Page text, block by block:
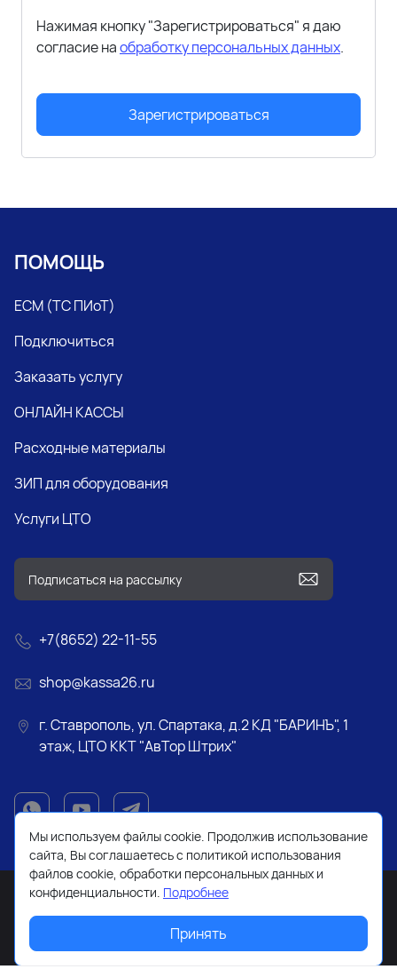
Нажимая кнопку "Зарегистрироваться" я даю
согласие наобработку персональных данных.
Зарегистрироваться
ПОМОЩЬ
ЕСМ (ТС ПИоТ)
Подключиться
Заказать услугу
ОНЛАЙН КАССЫ
Расходные материалы
ЗИП для оборудования
Услуги ЦТО
+7(8652) 22-11-55
shop@kassa26.ru
г. Ставрополь, ул. Спартака, д.2 КД "БАРИНЪ", 1
этаж, ЦТО ККТ "АвТор Штрих"
2026 © Все права защищены. Работает наReadyScript
Мы используем файлы cookie. Продолжив использование
сайта, Вы соглашаетесь с политикой использования
файлов cookie, обработки персональных данных и
конфиденциальности. Подробнее
Принять